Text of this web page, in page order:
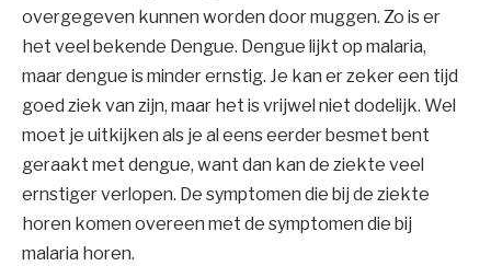
overgegeven kunnen worden door muggen. Zo is er
het veel bekende Dengue. Dengue lijkt op malaria,
maar dengue is minder ernstig. Je kan er zeker een tijd
goed ziek van zijn, maar het is vrijwel niet dodelijk. Wel
moet je uitkijken als je al eens eerder besmet bent
geraakt met dengue, want dan kan de ziekte veel
ernstiger verlopen. De symptomen die bij de ziekte
horen komen overeen met de symptomen die bij
malaria horen.